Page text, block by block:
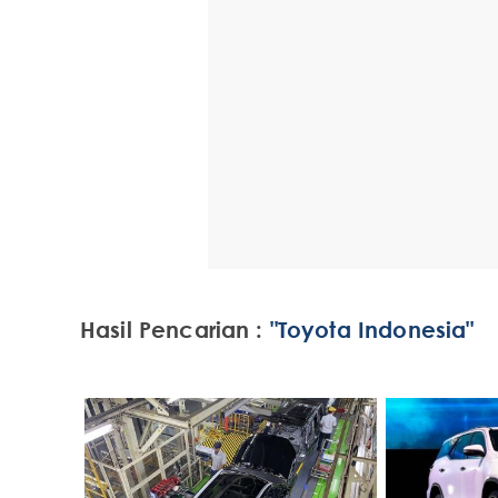
Hasil Pencarian : "Toyota Indonesia"